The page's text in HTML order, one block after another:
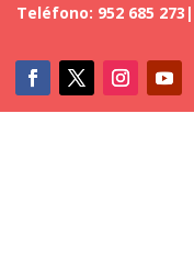
Teléfono: 952 685 273 |